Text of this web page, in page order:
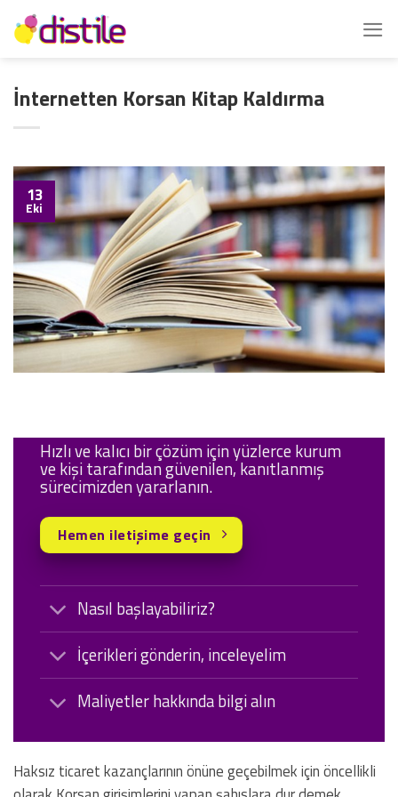
İçeriğe
atla
İnternetten Korsan Kitap Kaldırma
13
Eki
Nasıl başlayabiliriz?
İçerikleri gönderin, inceleyelim
Maliyetler hakkında bilgi alın
Hızlı ve kalıcı bir çözüm için yüzlerce kurum
ve kişi tarafından güvenilen, kanıtlanmış
sürecimizden yararlanın.
Hemen iletişime geçin
Haksız ticaret kazançlarının önüne geçebilmek için öncellikli